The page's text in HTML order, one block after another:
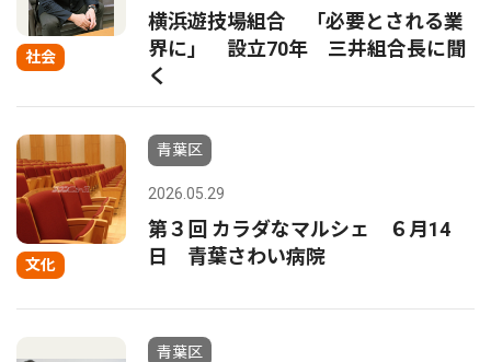
社会
横浜遊技場組合 「必要とされる業
界に」 設立70年 三井組合長に聞
く
文化
青葉区
2026.05.29
第３回 カラダなマルシェ ６月14
日 青葉さわい病院
青葉区